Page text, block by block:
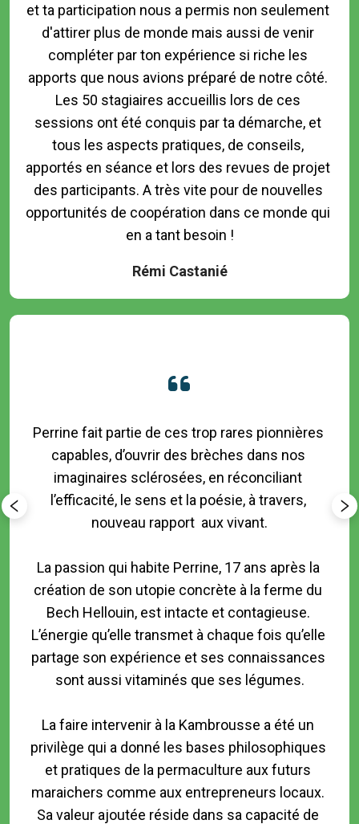
et ta participation nous a permis non seulement
d'attirer plus de monde mais aussi de venir
compléter par ton expérience si riche les
apports que nous avions préparé de notre côté.
Les 50 stagiaires accueillis lors de ces
sessions ont été conquis par ta démarche, et
tous les aspects pratiques, de conseils,
apportés en séance et lors des revues de projet
des participants. A très vite pour de nouvelles
opportunités de coopération dans ce monde qui
Rémi Castanié
Perrine fait partie de ces trop rares pionnières
capables, d’ouvrir des brèches dans nos
imaginaires sclérosées, en réconciliant
l’efficacité, le sens et la poésie, à travers,
nouveau rapport  aux vivant.
La passion qui habite Perrine, 17 ans après la
création de son utopie concrète à la ferme du
Bech Hellouin, est intacte et contagieuse.
L’énergie qu’elle transmet à chaque fois qu’elle
partage son expérience et ses connaissances
sont aussi vitaminés que ses légumes.
La faire intervenir à la Kambrousse a été un
privilège qui a donné les bases philosophiques
et pratiques de la permaculture aux futurs
maraichers comme aux entrepreneurs locaux.
Sa valeur ajoutée réside dans sa capacité de